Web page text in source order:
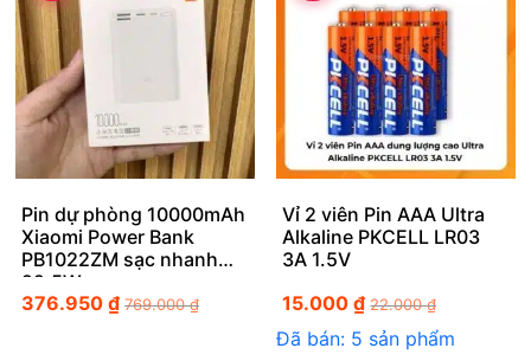
Pin dự phòng 10000mAh
Xiaomi Power Bank
PB1022ZM sạc nhanh
22.5W
376.950 ₫ 769.000₫
Vỉ 2 viên Pin AAA Ultra
Alkaline PKCELL LR03
3A 1.5V
15.000₫ 22.000₫
Đã bán: 5 sản phẩm